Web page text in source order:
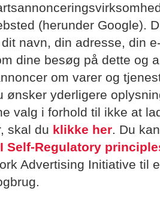
(herunder Google).
navn, din adresse, din
dine besøg på dette og
om varer og
ønsker yderligere
valg i forhold til ikke at
skal du klikke her. Du
Self-Regulatory
Advertising Initiative til